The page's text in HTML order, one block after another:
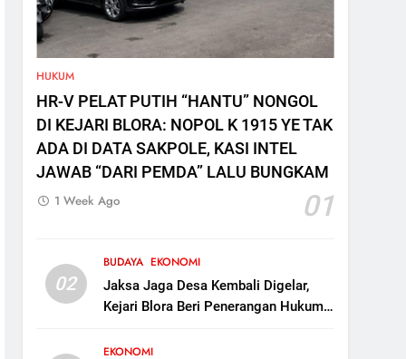
HUKUM
HR-V PELAT PUTIH “HANTU” NONGOL
DI KEJARI BLORA: NOPOL K 1915 YE TAK
ADA DI DATA SAKPOLE, KASI INTEL
JAWAB “DARI PEMDA” LALU BUNGKAM
01
1 Week Ago
02
BUDAYA EKONOMI
Jaksa Jaga Desa Kembali Digelar,
Kejari Blora Beri Penerangan Hukum
EKONOMI